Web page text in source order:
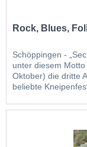
Rock, Blues,
Schöppingen -
unter diesem
Oktober) die dritte
beliebte
die Mitte“-